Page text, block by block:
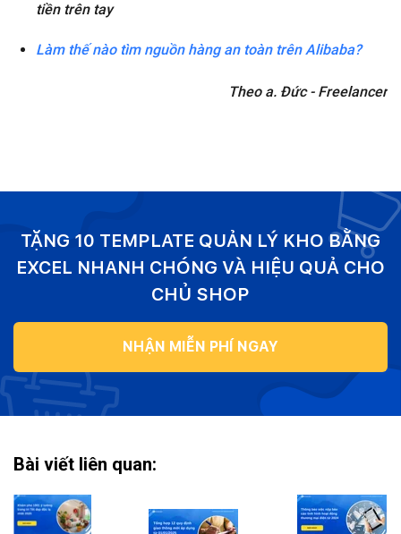
tiền trên tay
Làm thế nào tìm nguồn hàng an toàn trên Alibaba?
Theo a. Đức - Freelancer
TẶNG 10 TEMPLATE QUẢN LÝ KHO BẰNG
EXCEL NHANH CHÓNG VÀ HIỆU QUẢ CHO
CHỦ SHOP
NHẬN MIỄN PHÍ NGAY
Bài viết liên quan: